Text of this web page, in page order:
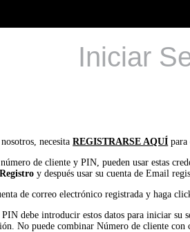
Iniciar
necesitaREGISTRARSE AQUÍ para
de cliente y PIN, pueden usar estas
y después usar su cuenta de Email
de correo electrónico registrada y haga
debe introducir estos datos para iniciar
No puede combinar Número de cliente